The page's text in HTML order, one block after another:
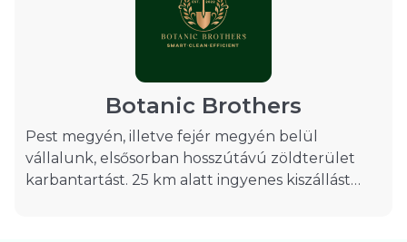
helyezem a hangsúlyt. Telefon: 06 70 155 4382
Keressen bizalommal ajánlatkérésért vagy
Botanic Brothers
Pest megyén, illetve fejér megyén belül
vállalunk, elsősorban hosszútávú zöldterület
karbantartást. 25 km alatt ingyenes kiszállást